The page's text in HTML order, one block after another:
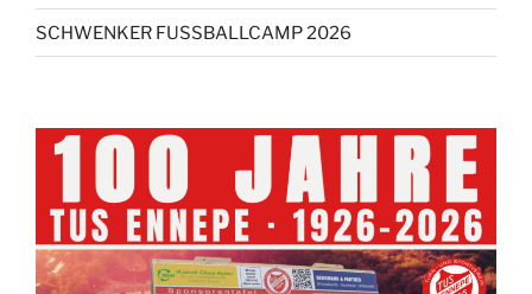
SCHWENKER FUSSBALLCAMP 2026